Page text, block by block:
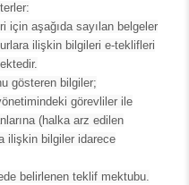
için aşağıda sayılan belgeler
ilişkin bilgileri e-teklifleri
gösteren bilgiler;
görevliler ile
(halka arz edilen
ilişkin bilgiler idarece
belirlenen teklif mektubu.